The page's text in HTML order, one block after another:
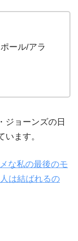
ール/アラ
ジョーンズの日
います。
な私の最後のモ
は結ばれるの